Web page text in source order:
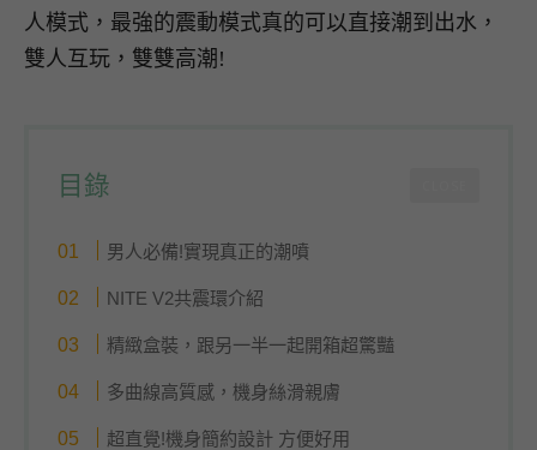
人模式，最強的震動模式真的可以直接潮到出水，
雙人互玩，雙雙高潮!
目錄
男人必備!實現真正的潮噴
NITE V2共震環介紹
精緻盒裝，跟另一半一起開箱超驚豔
多曲線高質感，機身絲滑親膚
超直覺!機身簡約設計 方便好用